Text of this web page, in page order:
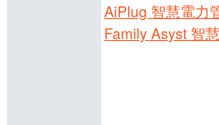
AiPlug 智慧電力
Family Asyst 智